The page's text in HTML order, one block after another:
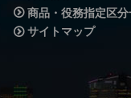
商品・役務指定区分
サイトマップ